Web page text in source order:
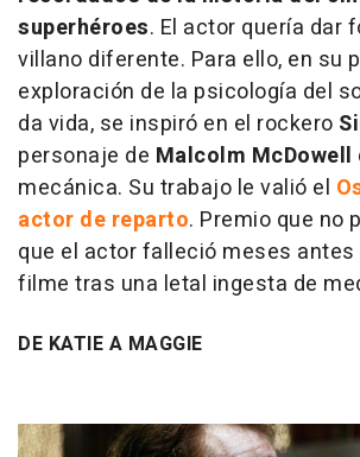
superhéroes. El actor quería dar
villano diferente. Para ello, en su
exploración de la psicología del
da vida, se inspiró en el rockero
personaje de Malcolm McDowell
mecánica. Su trabajo le valió el
actor de reparto. Premio que no
que el actor falleció meses
filme tras una letal ingesta de
DE KATIE A MAGGIE